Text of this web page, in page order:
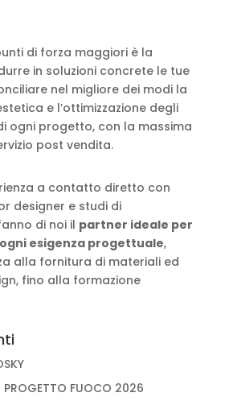
di forza maggiori è la
in soluzioni concrete le tue
nel migliore dei modi la
e l’ottimizzazione degli
ogni progetto, con la massima
post vendita.
a contatto diretto con
designer e studi di
di noi il partner ideale per
esigenza progettuale,
alla fornitura di materiali ed
fino alla formazione
PROGETTO FUOCO 2026